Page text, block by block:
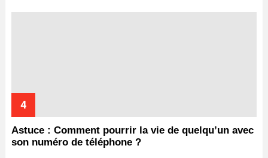
Astuce : Comment pourrir la vie de quelqu’un avec
son numéro de téléphone ?